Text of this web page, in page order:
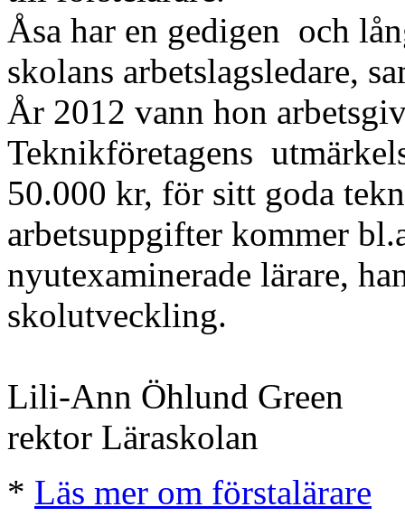
Åsa har en gedigen och
skolans arbetslagsledare,
År 2012 vann hon
Teknikföretagens
50.000 kr, för sitt goda
arbetsuppgifter kommer
nyutexaminerade lärare,
skolutveckling.
Lili-Ann Öhlund Green
rektor Läraskolan
* Läs mer om förstalärare